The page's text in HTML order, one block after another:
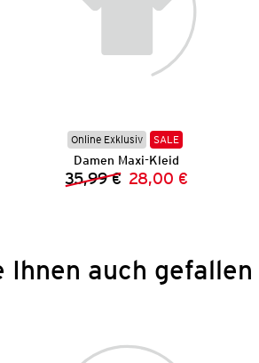
Online Exklusiv SALE
Damen Maxi-Kleid
Vorheriger Preis:
35,99 € Neuer Preis:
28,00 €
Ihnen auch gefallen